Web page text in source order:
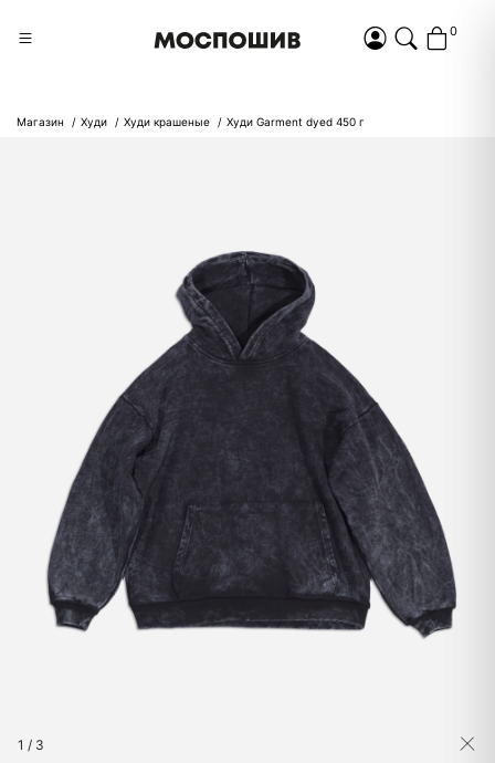
0
Магазин Худи Худи крашеные Худи Garment dyed 450 г
1 / 3